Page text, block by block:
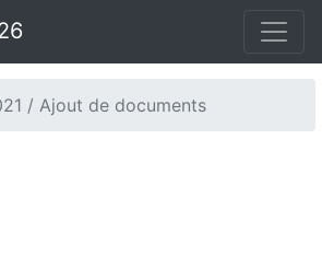
/ Ajout de documents